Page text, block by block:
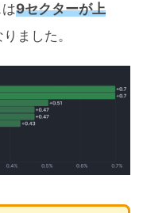
9セクターが上
ました。